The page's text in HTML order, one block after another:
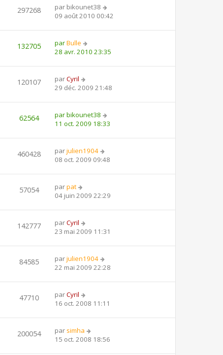
297268 par bikounet38
09 août 2010 00:42
132705 parBulle
28 avr. 2010 23:35
120107 parCyril
29 déc. 2009 21:48
62564 parbikounet38
11 oct. 2009 18:33
460428 parjulien1904
08 oct. 2009 09:48
57054 parpat
04 juin 2009 22:29
142777 parCyril
23 mai 2009 11:31
84585 parjulien1904
22 mai 2009 22:28
47710 parCyril
16 oct. 2008 11:11
200054 par simha
15 oct. 2008 18:56